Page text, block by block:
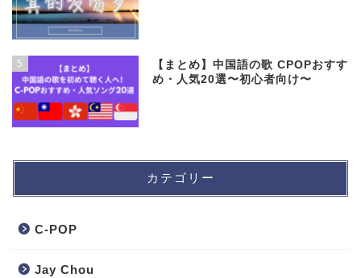
5
【まとめ】中国語の歌 CPOPおすす
め・人気20選〜初心者向け〜
カテゴリー
C-POP
Jay Chou